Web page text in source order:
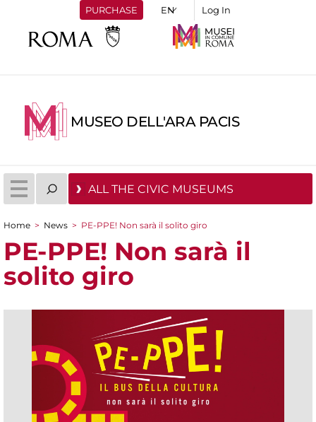
PURCHASE Log In
MUSEO DELL'ARA PACIS
ALL THE CIVIC MUSEUMS
You are here
Home > News > PE-PPE! Non sarà il solito giro
PE-PPE! Non sarà il
solito giro